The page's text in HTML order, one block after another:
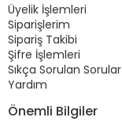
Üyelik İşlemleri
Siparişlerim
Sipariş Takibi
Şifre İşlemleri
Sıkça Sorulan Sorular
Yardım
Önemli Bilgiler